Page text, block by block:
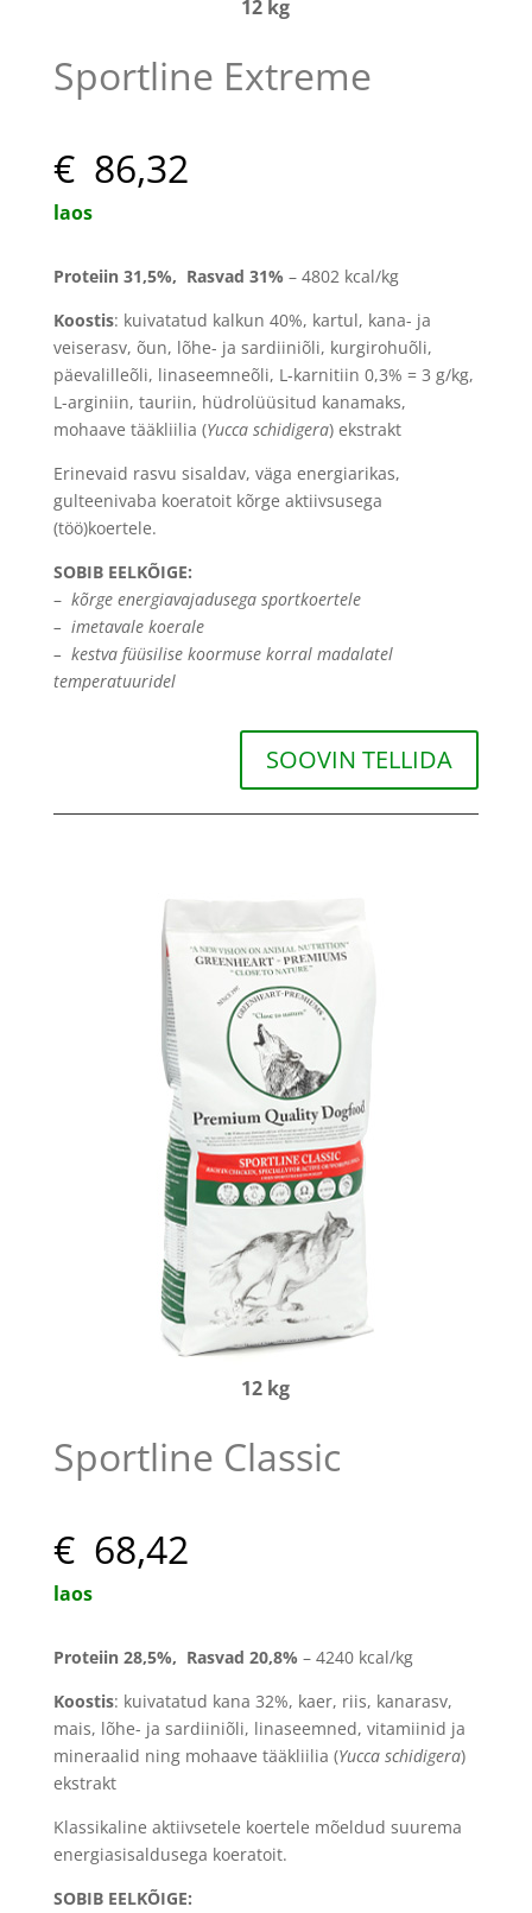
12 kg
Sportline Extreme
€ 86,32
laos
Proteiin 31,5%, Rasvad 31% – 4802 kcal/kg
Koostis: kuivatatud kalkun 40%, kartul, kana- ja
veiserasv, õun, lõhe- ja sardiiniõli, kurgirohuõli,
päevalilleõli, linaseemneõli, L-karnitiin 0,3% = 3 g/kg,
L-arginiin, tauriin, hüdrolüüsitud kanamaks,
mohaave tääkliilia (Yucca schidigera) ekstrakt
Erinevaid rasvu sisaldav, väga energiarikas,
gulteenivaba koeratoit kõrge aktiivsusega
(töö)koertele.
SOBIB EELKÕIGE:
– kõrge energiavajadusega sportkoertele
– imetavale koerale
– kestva füüsilise koormuse korral madalatel
temperatuuridel
SOOVIN TELLIDA
12 kg
Sportline Classic
€ 68,42
laos
Proteiin 28,5%, Rasvad 20,8% – 4240 kcal/kg
Koostis: kuivatatud kana 32%, kaer, riis, kanarasv,
mais, lõhe- ja sardiiniõli, linaseemned, vitamiinid ja
mineraalid ning mohaave tääkliilia (Yucca schidigera)
ekstrakt
Klassikaline aktiivsetele koertele mõeldud suurema
energiasisaldusega koeratoit.
SOBIB EELKÕIGE: